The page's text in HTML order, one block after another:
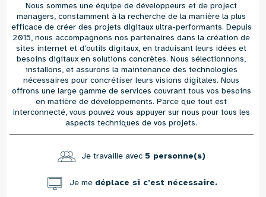
Nous sommes une équipe de développeurs et de project
managers, constamment à la recherche de la manière la plus
efficace de créer des projets digitaux ultra-performants. Depuis
2015, nous accompagnons nos partenaires dans la création de
sites internet et d’outils digitaux, en traduisant leurs idées et
besoins digitaux en solutions concrètes. Nous sélectionnons,
installons, et assurons la maintenance des technologies
nécessaires pour concrétiser leurs visions digitales. Nous
offrons une large gamme de services couvrant tous vos besoins
en matière de développements. Parce que tout est
interconnecté, vous pouvez vous appuyer sur nous pour tous les
aspects techniques de vos projets.
Je travaille avec 5 personne(s)
Je me déplace si c’est nécessaire.